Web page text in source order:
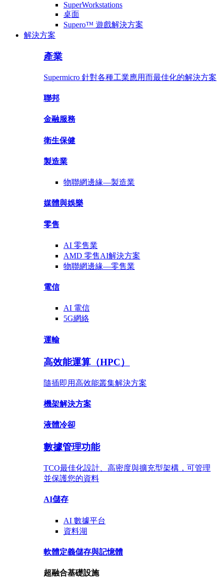
SuperWorkstations
桌面
Supero™ 遊戲解決方案
解決方案
產業
Supermicro 針對各種工業應用而最佳化的解決方案
聯邦
金融服務
衛生保健
製造業
物聯網邊緣—製造業
媒體與娛樂
零售
AI 零售業
AMD 零售AI解決方案
物聯網邊緣—零售業
電信
AI 電信
5G網絡
運輸
高效能運算（HPC）
隨插即用高效能叢集解決方案
機架解決方案
液體冷卻
數據管理功能
TCO最佳化設計、高密度與擴充型架構，可管理
並保護您的資料
AI儲存
AI 數據平台
資料湖
軟體定義儲存與記憶體
超融合基礎設施